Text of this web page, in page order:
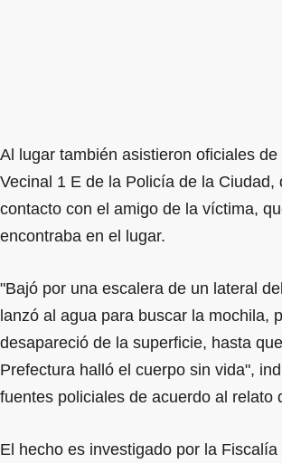
Al lugar también asistieron oficiales
Vecinal 1 E de la Policía de la Ciudad,
contacto con el amigo de la víctima,
encontraba en el lugar.
"Bajó por una escalera de un lateral
lanzó al agua para buscar la mochila,
desapareció de la superficie, hasta
Prefectura halló el cuerpo sin vida",
fuentes policiales de acuerdo al relato
El hecho es investigado por la Fiscalía